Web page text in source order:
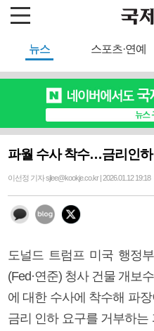
뉴스 스포츠·연예
파월 수사 착수…금리인
이선정 기자 sjlee@kookje.co.kr | 2026.01.12 19:18
도널드 트럼프 미국 행정
(Fed·연준) 청사 건물 개보
에 대한 수사에 착수해 파
금리 인하 요구를 거부하